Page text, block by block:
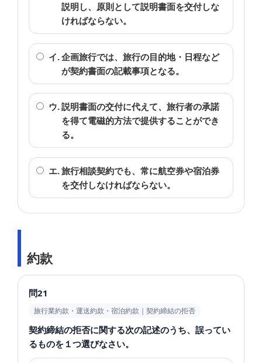
説明し、原則として説明書面を交付しな
ければならない。
イ.企画旅行では、旅行の目的地・日程など
が契約書面の記載事項となる。
ウ.説明書面の交付に代えて、旅行者の承諾
を得て電磁的方法で提供することができ
る。
エ.旅行相談契約でも、常に航空券や宿泊券
を交付しなければならない。
約款
問21
旅行業約款・運送約款・宿泊約款｜契約締結の拒否
契約締結の拒否に関する次の記述のうち、誤ってい
るものを１つ選びなさい。